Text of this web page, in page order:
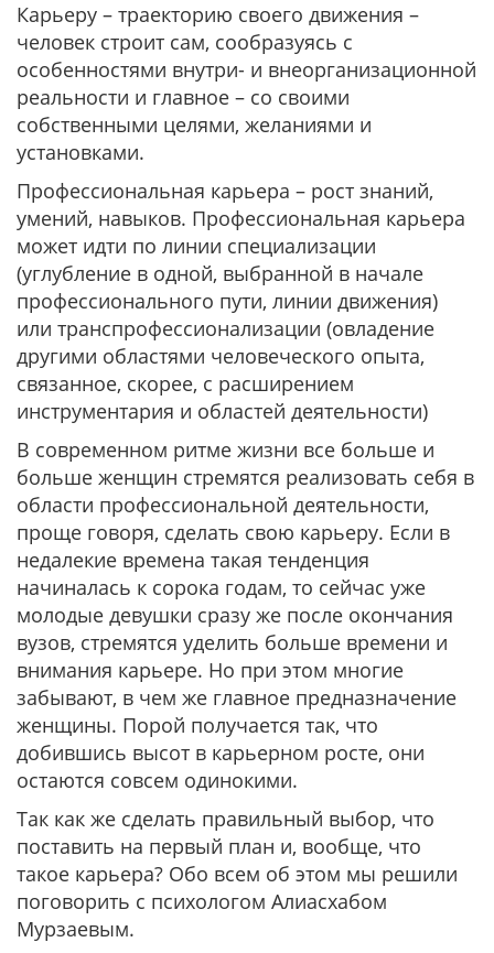
Карьеру – траекторию своего движения –
человек строит сам, сообразуясь с
особенностями внутри- и внеорганизационной
реальности и главное – со своими
собственными целями, желаниями и
установками.
Профессиональная карьера – рост знаний,
умений, навыков. Профессиональная карьера
может идти по линии специализации
(углубление в одной, выбранной в начале
профессионального пути, линии движения)
или транспрофессионализации (овладение
другими областями человеческого опыта,
связанное, скорее, с расширением
инструментария и областей деятельности)
В современном ритме жизни все больше и
больше женщин стремятся реализовать себя в
области профессиональной деятельности,
проще говоря, сделать свою карьеру. Если в
недалекие времена такая тенденция
начиналась к сорока годам, то сейчас уже
молодые девушки сразу же после окончания
вузов, стремятся уделить больше времени и
внимания карьере. Но при этом многие
забывают, в чем же главное предназначение
женщины. Порой получается так, что
добившись высот в карьерном росте, они
остаются совсем одинокими.
Так как же сделать правильный выбор, что
поставить на первый план и, вообще, что
такое карьера? Обо всем об этом мы решили
поговорить с психологом Алиасхабом
Мурзаевым.